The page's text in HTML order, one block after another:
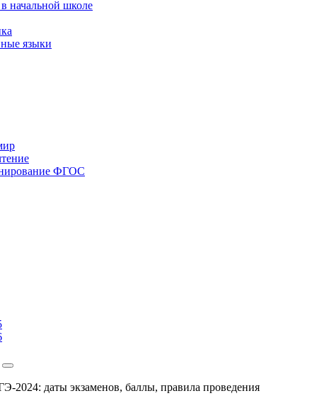
начальной школе
языки
ФГОС
2024: даты экзаменов, баллы, правила проведения